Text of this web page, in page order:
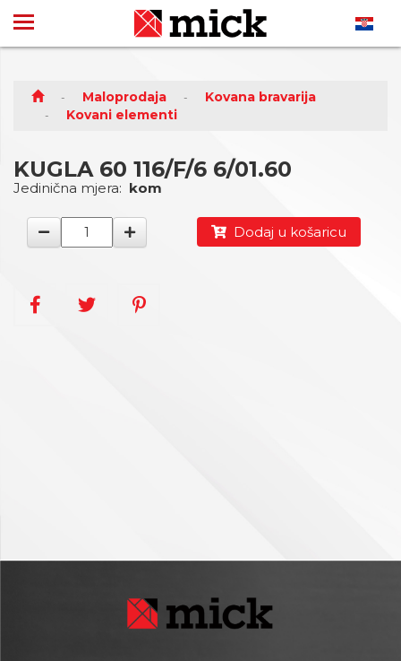
Maloprodaja
Kovana bravarija
Kovani elementi
KUGLA 60 116/F/6 6/01.60
Jedinična mjera: kom
Dodaj u košaricu